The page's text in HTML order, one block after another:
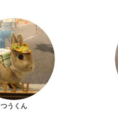
つうくん